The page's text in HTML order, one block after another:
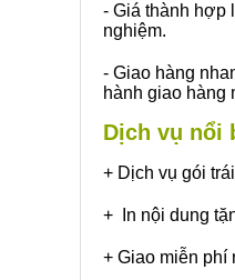
- Giá thành hợp
nghiệm.
- Giao hàng
hành giao hàng
Dịch vụ nổi
+ Dịch vụ gói
+ In nội dung
+ Giao miễn phí